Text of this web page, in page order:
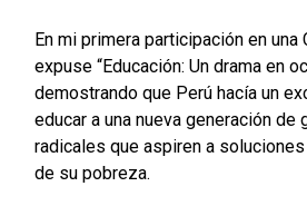
En mi primera participación en una
expuse “Educación: Un drama en
demostrando que Perú hacía un
educar a una nueva generación
radicales que aspiren a
de su pobreza.